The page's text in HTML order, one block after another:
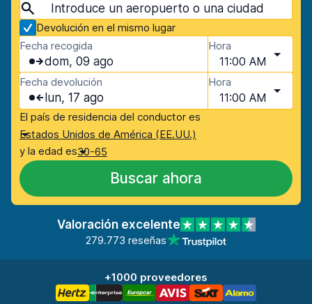
Devolución en el mismo lugar
Fecha recogida
dom, 09 ago
Hora
11:00 AM
Fecha devolución
lun, 17 ago
Hora
11:00 AM
El país de residencia del conductor es
Estados Unidos de América (EE.UU.)
y la edad es30-65
Buscar ahora
Valoración excelente
279.773 reseñas
+1000 proveedores